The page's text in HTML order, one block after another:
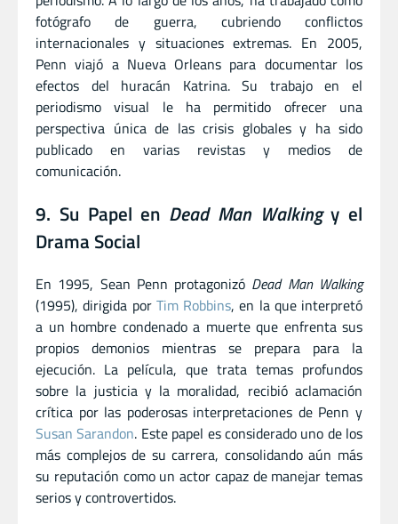
fotógrafo de guerra, cubriendo conflictos
internacionales y situaciones extremas. En 2005,
Penn viajó a Nueva Orleans para documentar los
efectos del huracán Katrina. Su trabajo en el
periodismo visual le ha permitido ofrecer una
perspectiva única de las crisis globales y ha sido
publicado en varias revistas y medios de
comunicación.
9. Su Papel en Dead Man Walkingy el
Drama Social
En 1995, Sean Penn protagonizó Dead Man Walking
(1995), dirigida por Tim Robbins, en la que interpretó
a un hombre condenado a muerte que enfrenta sus
propios demonios mientras se prepara para la
ejecución. La película, que trata temas profundos
sobre la justicia y la moralidad, recibió aclamación
crítica por las poderosas interpretaciones de Penn y
Susan Sarandon. Este papel es considerado uno de los
más complejos de su carrera, consolidando aún más
su reputación como un actor capaz de manejar temas
serios y controvertidos.